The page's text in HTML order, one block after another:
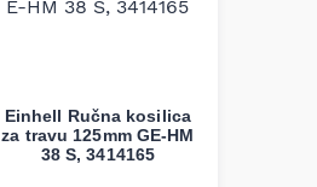
Einhell Ručna kosilica
za travu 125mm GE-HM
38 S, 3414165